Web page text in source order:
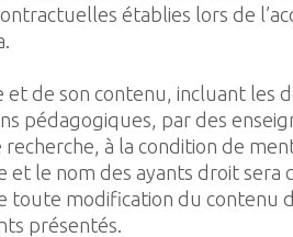
établies lors de
et de son contenu, incluant les
pédagogiques, par des
à la condition de
et le nom des ayants droit
toute modification du contenu
présentés.